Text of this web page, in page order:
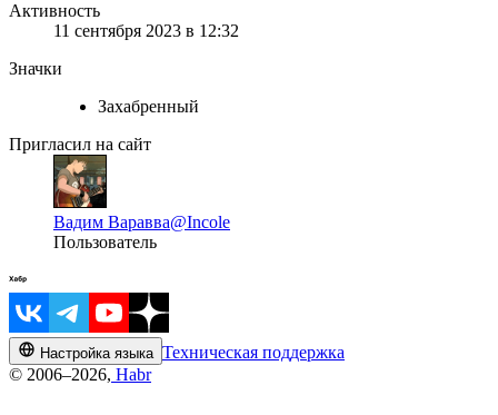
Активность
11 сентября 2023 в 12:32
Значки
Захабренный
Пригласил на сайт
Вадим Варавва@Incole
Пользователь
Настройка языка Техническая поддержка
© 2006–2026, Habr